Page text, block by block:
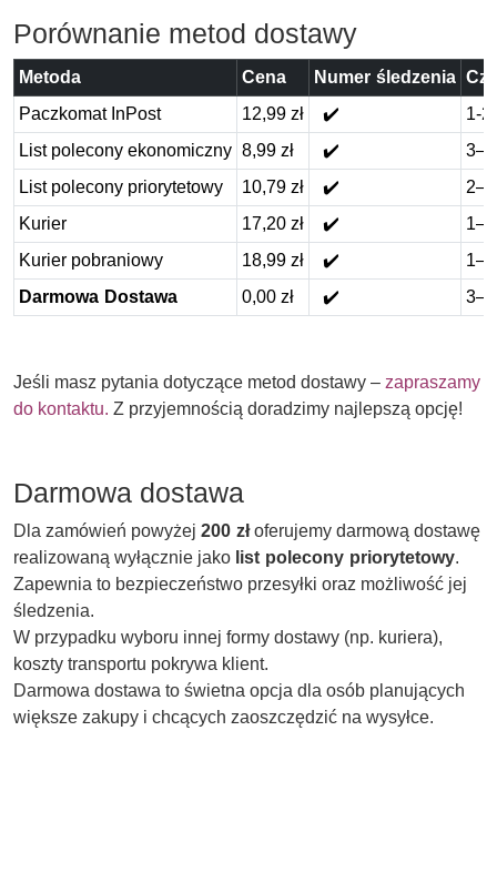
Porównanie metod dostawy
Metoda Cena Numer śledzenia
Paczkomat InPost
12,99 zł ✔️
1-2
List polecony ekonomiczny 8,99 zł ✔️
List polecony priorytetowy
10,79 zł ✔️
Kurier
17,20 zł ✔️
Kurier pobraniowy
18,99 zł ✔️
Darmowa Dostawa
0,00 zł ✔️
Jeśli masz pytania dotyczące metod dostawy – zapraszamy
do kontaktu. Z przyjemnością doradzimy najlepszą opcję!
Darmowa dostawa
Dla zamówień powyżej 200 złoferujemy darmową dostawę
realizowaną wyłącznie jako list polecony priorytetowy.
Zapewnia to bezpieczeństwo przesyłki oraz możliwość jej
śledzenia.
W przypadku wyboru innej formy dostawy (np. kuriera),
koszty transportu pokrywa klient.
Darmowa dostawa to świetna opcja dla osób planujących
większe zakupy i chcących zaoszczędzić na wysyłce.